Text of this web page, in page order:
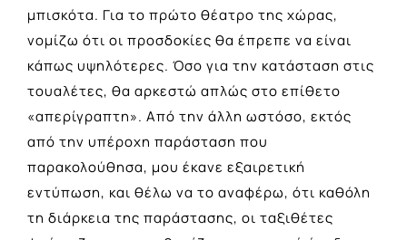
μπισκότα. Για το πρώτο θέατρο της χώρας,
νομίζω ότι οι προσδοκίες θα έπρεπε να είναι
κάπως υψηλότερες. Όσο για την κατάσταση στις
τουαλέτες, θα αρκεστώ απλώς στο επίθετο
«απερίγραπτη». Από την άλλη ωστόσο, εκτός
από την υπέροχη παράσταση που
παρακολούθησα, μου έκανε εξαιρετική
εντύπωση, και θέλω να το αναφέρω, ότι καθόλη
τη διάρκεια της παράστασης, οι ταξιθέτες